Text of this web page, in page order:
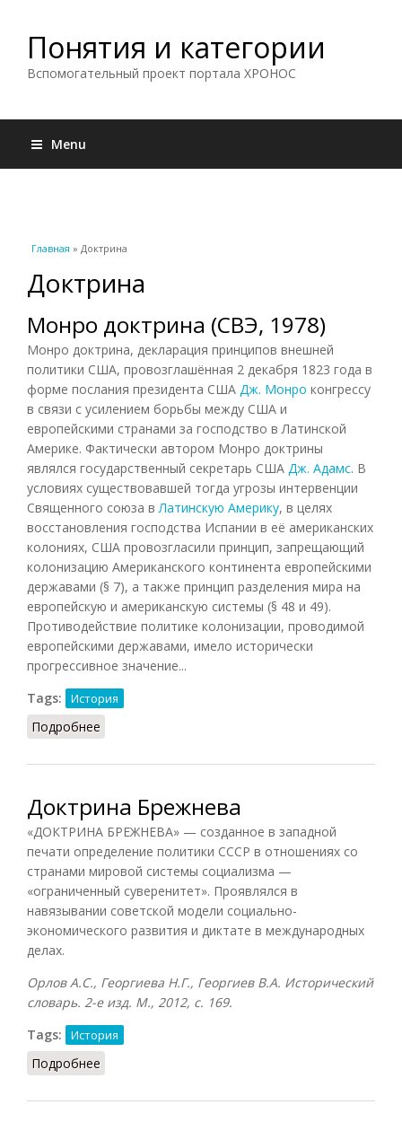
Понятия и категории
Вспомогательный проект портала ХРОНОС
Menu
Вы здесь
Главная » Доктрина
Доктрина
Монро доктрина (СВЭ, 1978)
Монро доктрина, декларация принципов внешней
политики США, провозглашённая 2 декабря 1823 года в
форме послания президента США Дж. Монро конгрессу
в связи с усилением борьбы между США и
европейскими странами за господство в Латинской
Америке. Фактически автором Монро доктрины
являлся государственный секретарь США Дж. Адамс. В
условиях существовавшей тогда угрозы интервенции
Священного союза в Латинскую Америку, в целях
восстановления господства Испании в её американских
колониях, США провозгласили принцип, запрещающий
колонизацию Американского континента европейскими
державами (§ 7), а также принцип разделения мира на
европейскую и американскую системы (§ 48 и 49).
Противодействие политике колонизации, проводимой
европейскими державами, имело исторически
прогрессивное значение...
Tags:
История
Подробнее
Доктрина Брежнева
«ДОКТРИНА БРЕЖНЕВА» — созданное в западной
печати определение политики СССР в отношениях со
странами мировой системы социализма —
«ограниченный суверенитет». Проявлялся в
навязывании советской модели социально-
экономического развития и диктате в международных
делах.
Орлов А.С., Георгиева Н.Г., Георгиев В.А. Исторический
словарь. 2-е изд. М., 2012, с. 169.
Tags:
История
Подробнее